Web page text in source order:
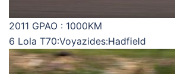
2011 GPAO : 1000KM
6 Lola T70:Voyazides:Hadfield